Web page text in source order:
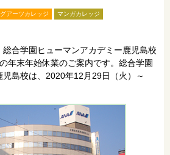
アーツカレッジ マンガカレッジ
合学園ヒューマンアカデミー鹿児島校
年末年始休業のご案内です。総合学園
島校は、2020年12月29日（火）～